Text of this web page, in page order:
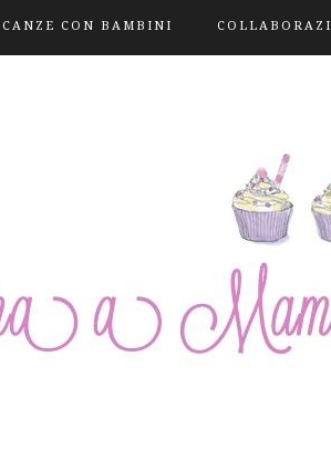
CON BAMBINI